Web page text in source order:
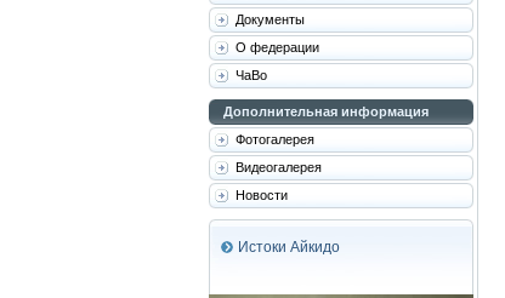
Документы
О федерации
ЧаВо
Дополнительная информация
Фотогалерея
Видеогалерея
Новости
Истоки Айкидо